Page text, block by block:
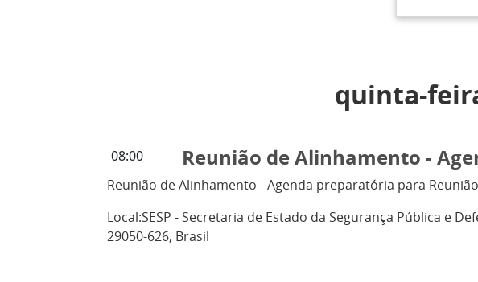
quinta-
08:00 Reunião de Alinhamento -
Reunião de Alinhamento - Agenda preparatória para
Local:SESP - Secretaria de Estado da Segurança Pública e
29050-626, Brasil